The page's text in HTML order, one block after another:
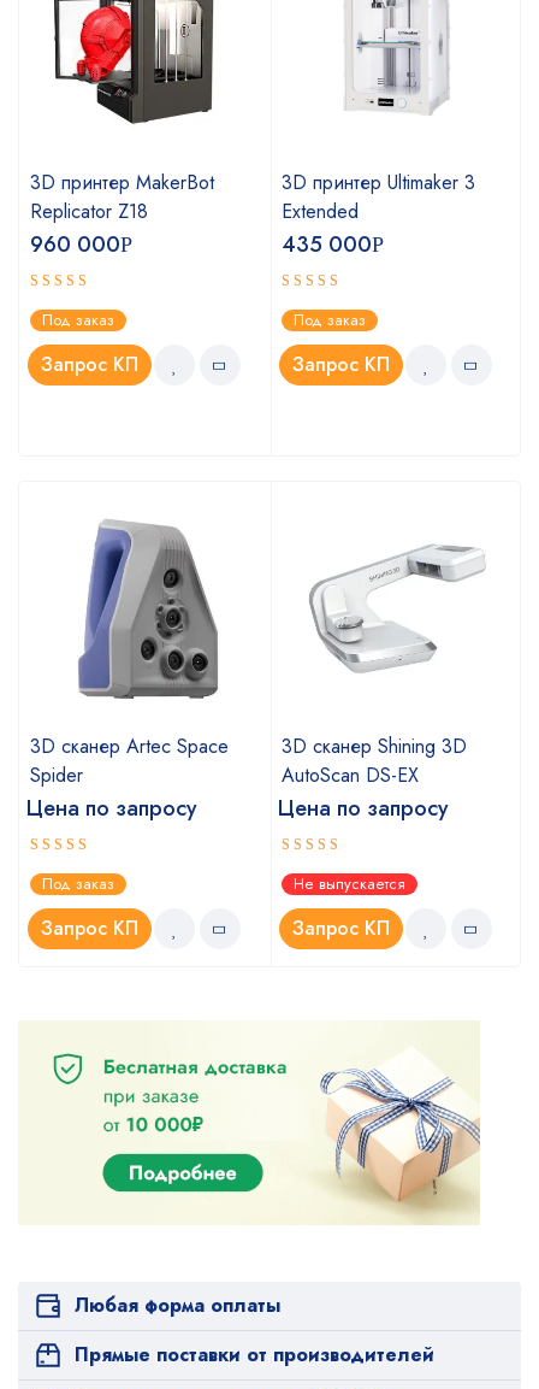
3D принтер MakerBot
Replicator Z18
960 000Р
Оценка
4.75из 5
Под заказ
Запрос КП
3D принтер Ultimaker 3
Extended
435 000Р
Оценка
5.00из 5
Под заказ
Запрос КП
3D сканер Artec Space
Spider
Цена по запросу
Оценка
5.00из 5
Под заказ
Запрос КП
3D сканер Shining 3D
AutoScan DS-EX
Цена по запросу
Оценка
4.67из 5
Не выпускается
Запрос КП
Любая форма оплаты
Прямые поставки от производителей